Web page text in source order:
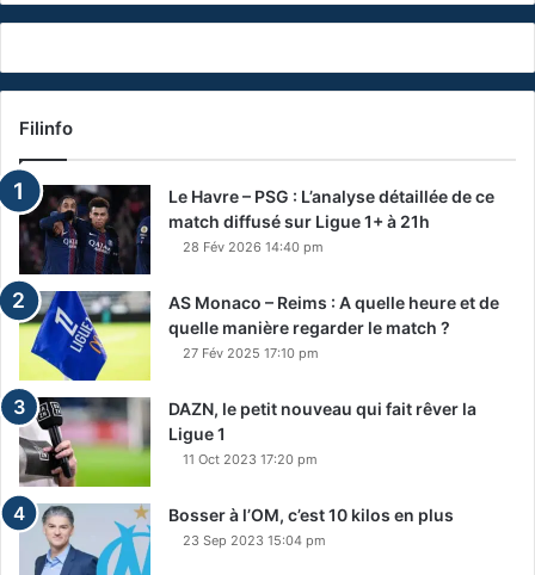
Filinfo
Le Havre – PSG : L’analyse détaillée de ce
match diffusé sur Ligue 1+ à 21h
28 Fév 2026 14:40 pm
AS Monaco – Reims : A quelle heure et de
quelle manière regarder le match ?
27 Fév 2025 17:10 pm
DAZN, le petit nouveau qui fait rêver la
Ligue 1
11 Oct 2023 17:20 pm
Bosser à l’OM, c’est 10 kilos en plus
23 Sep 2023 15:04 pm